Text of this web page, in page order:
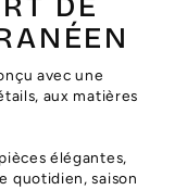
avec une
aux matières
élégantes,
quotidien, saison